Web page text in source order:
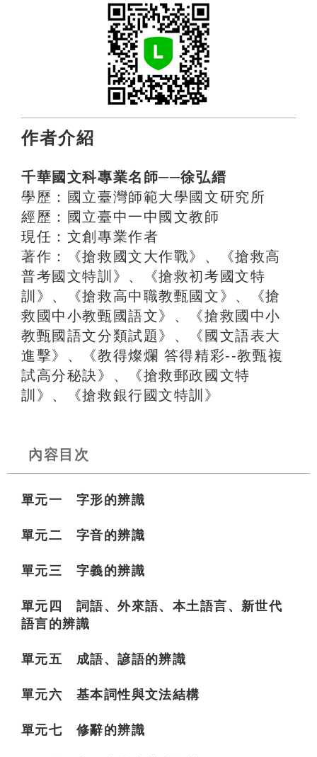
作者介紹
千華國文科專業名師──徐弘縉
學歷：國立臺灣師範大學國文研究所
經歷：國立臺中一中國文教師
現任：文創專業作者
著作：《搶救國文大作戰》、《搶救高
普考國文特訓》、《搶救初考國文特
訓》、《搶救高中職教甄國文》、《搶
救國中小教甄國語文》、《搶救國中小
教甄國語文分類試題》、《國文語表大
進擊》、《教得燦爛 答得精彩--教甄複
試高分秘訣》、《搶救郵政國文特
訓》、《搶救銀行國文特訓》
內容目次
單元一 字形的辨識
單元二 字音的辨識
單元三 字義的辨識
單元四 詞語、外來語、本土語言、新世代
語言的辨識
單元五 成語、諺語的辨識
單元六 基本詞性與文法結構
單元七 修辭的辨識